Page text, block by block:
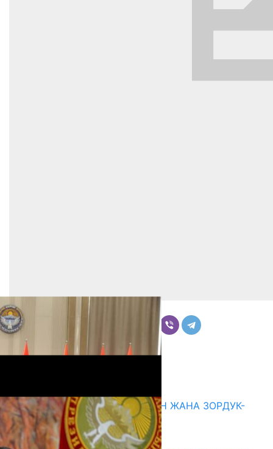
Комментарийлер
ГЕНДЕРДИК БАСМЫРЛООДОН ЖАНА ЗОРДУК-
ЗОМБУЛУКТАН КОРГОО
07.08.2026